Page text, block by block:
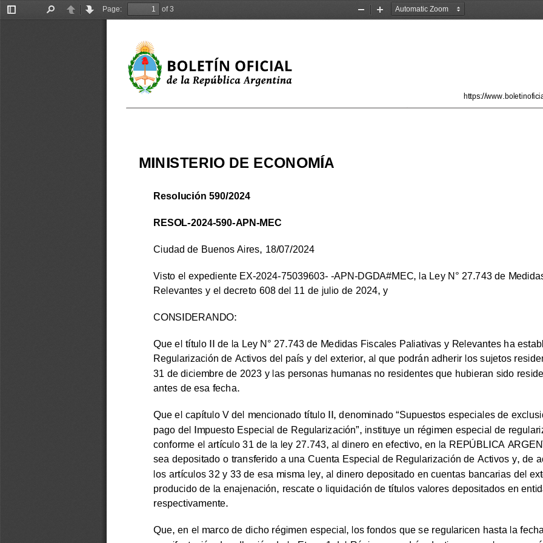
Toggle
PreviousNext
Page:
of 3
Zoom
Zoom
https://
MINISTERIO DE ECONOMÍA
Resolución 590/2024
RESOL-2024-590-APN-MEC
Ciudad de Buenos Aires, 18/07/2024
Visto el expediente EX-2024-75039603- -APN-DGDA#MEC, la Ley N° 27.743 de
Relevantes y el decreto 608 del 11 de julio de 2024, y
CONSIDERANDO:
Que el título II de la Ley N° 27.743 de Medidas Fiscales Paliativas y Relevantes ha
Regularización de Activos del país y del exterior, al que podrán adherir los sujetos
31 de diciembre de 2023 y las personas humanas no residentes que hubieran sido
antes de esa fecha.
Que el capítulo V del mencionado título II, denominado “Supuestos especiales de
pago del Impuesto Especial de Regularización”, instituye un régimen especial de
conforme el artículo 31 de la ley 27.743, al dinero en efectivo, en la REPÚBLICA
sea depositado o transferido a una Cuenta Especial de Regularización de Activos y, de
los artículos 32 y 33 de esa misma ley, al dinero depositado en cuentas bancarias del
producido de la enajenación, rescate o liquidación de títulos valores depositados en
respectivamente.
Que, en el marco de dicho régimen especial, los fondos que se regularicen hasta la